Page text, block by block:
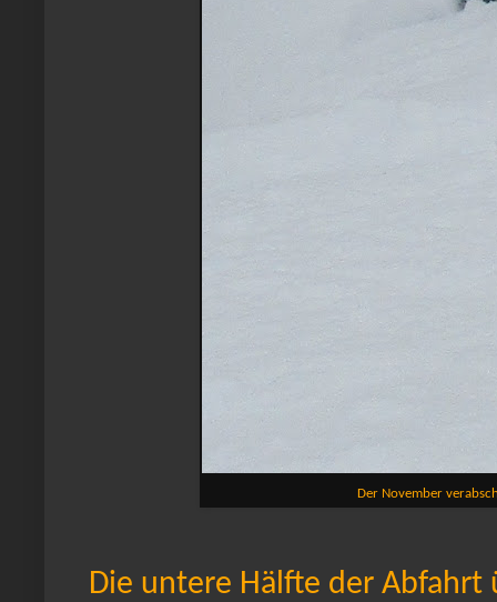
Der November
Die untere Hälfte der Abfahrt